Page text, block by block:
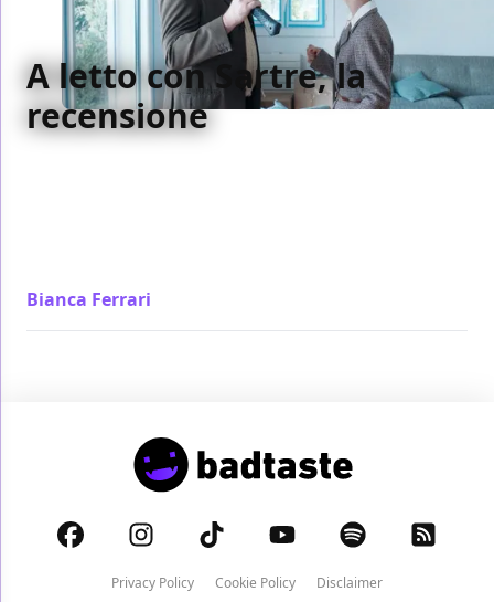
A letto con Sartre, la
recensione
Bianca Ferrari
Privacy Policy Cookie Policy Disclaimer